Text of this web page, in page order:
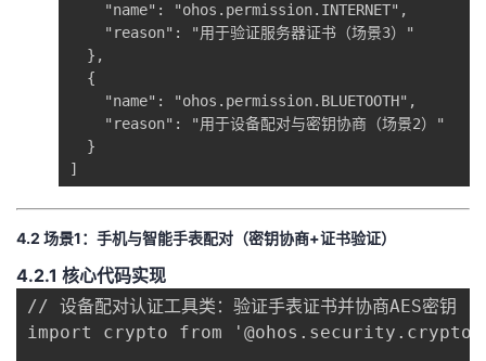
    "name": "ohos.permission.INTERNET",
    "reason": "用于验证服务器证书（场景3）"
  },
  {
    "name": "ohos.permission.BLUETOOTH",
    "reason": "用于设备配对与密钥协商（场景2）"
  }
]
​4.2 场景1：手机与智能手表配对（密钥协商+证书验证）​
​4.2.1 核心代码实现​
// 设备配对认证工具类：验证手表证书并协商AES密钥
import crypto from